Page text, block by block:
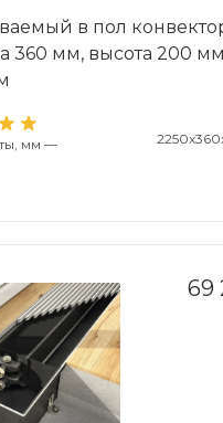
в пол
360 мм, высота 200
мм —
69